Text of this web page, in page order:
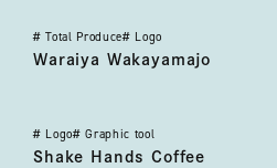
わらいや 和歌山城
Waraiya Wakayamajo
# Total Produce# Logo
Shake Hands Coffee
Shake Hands Coffee
# Logo# Graphic tool